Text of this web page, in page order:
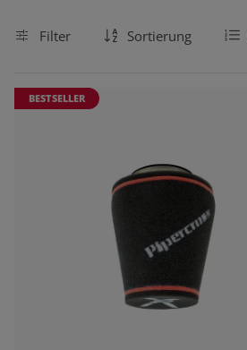
Filter Sortierung
BESTSELLER